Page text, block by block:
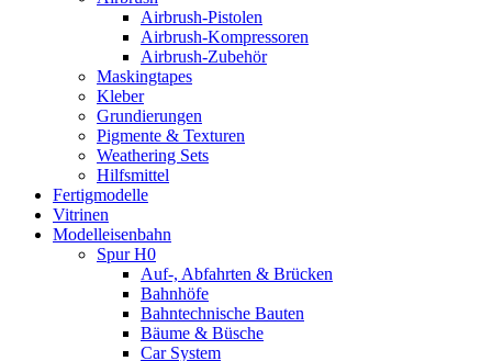
Airbrush-Pistolen
Airbrush-Kompressoren
Airbrush-Zubehör
Maskingtapes
Kleber
Grundierungen
Pigmente & Texturen
Weathering Sets
Hilfsmittel
Fertigmodelle
Vitrinen
Modelleisenbahn
Spur H0
Auf-, Abfahrten & Brücken
Bahnhöfe
Bahntechnische Bauten
Bäume & Büsche
Car System